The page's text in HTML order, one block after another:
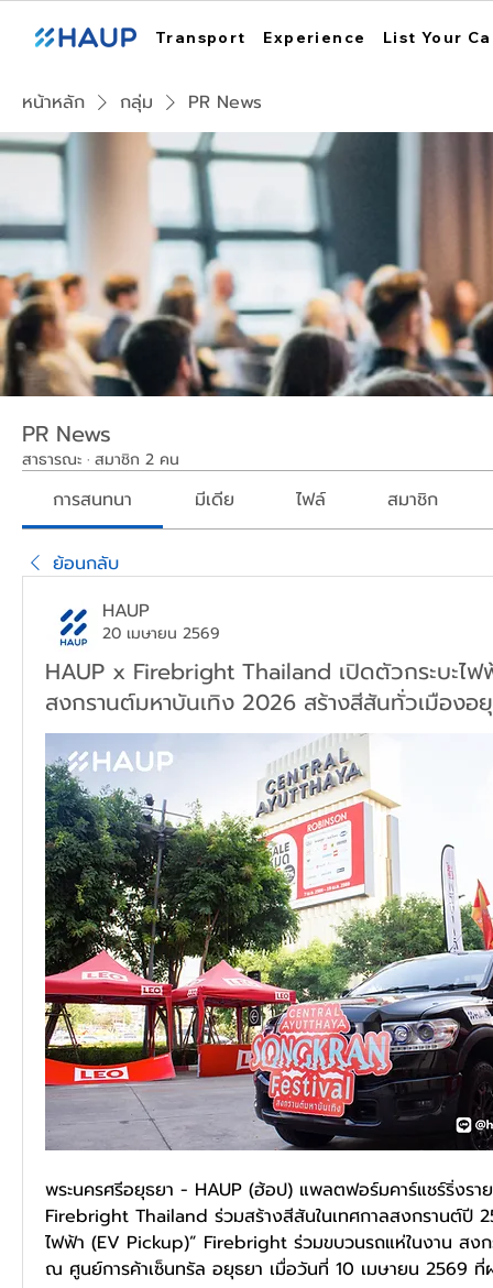
Transport Experience List Your
หน้าหลัก กลุ่ม PR News
PR News
สาธารณะ · สมาชิก 2 คน
การสนทนา มีเดีย ไฟล์ สมาชิก
ย้อนกลับ
HAUP
20 เมษายน 2569
HAUP x Firebright Thailand เปิดตัวกระบะไ
สงกรานต์มหาบันเทิง 2026 สร้างสีสันทั่วเมืองอ
พระนครศรีอยุธยา - HAUP (ฮ้อป) แพลตฟอร์มคาร์แชร์ริ่งราย
Firebright Thailand ร่วมสร้างสีสันในเทศกาลสงกรานต์ปี
ไฟฟ้า (EV Pickup)” Firebright ร่วมขบวนรถแห่ในงาน สง
ณ ศูนย์การค้าเซ็นทรัล อยุธยา เมื่อวันที่ 10 เมษายน 2569